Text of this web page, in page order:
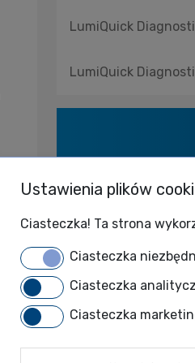
LumiQuick
LumiQuick
TO MOŻE
Ustawienia plików
Ciasteczka! Ta strona
Ciasteczka
Ciasteczka
Ciasteczka